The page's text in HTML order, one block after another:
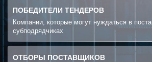
ПОБЕДИТЕЛИ ТЕНДЕРОВ
Компании, которые могут нуждаться в
субподрядчиках
ОТБОРЫ ПОСТАВЩИКОВ